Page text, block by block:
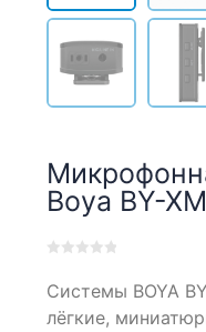
Boya BY-
out
Системы BOYA
лёгкие,